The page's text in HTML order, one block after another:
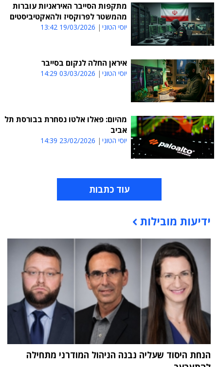
מתקפות הסייבר האיראניות עוברות
מהמשטר לפרוקסיז ולהאקטיביסטים
יוסי הטוני 19/03/2026 13:42
איראן החלה לנקום בסייבר
יוסי הטוני 03/03/2026 14:29
מהיום: פאלו אלטו נסחרת בבורסת תל
אביב
יוסי הטוני 23/02/2026 14:39
עוד כתבות
תוכן פרסומי
ידיעות מובילות
הנחת היסוד שעליה נבנה הניהול המודרני מתחילה